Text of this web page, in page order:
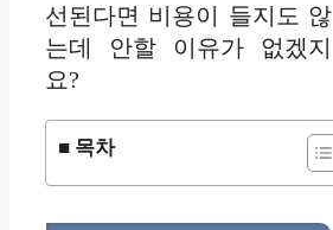
선된다면 비용이 들지도 않
는데 안할 이유가 없겠지
요?
■ 목차